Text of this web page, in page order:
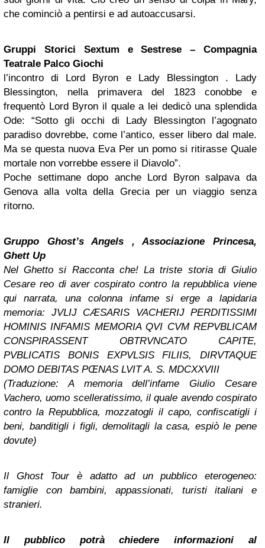
che cominciò a pentirsi e ad autoaccusarsi.
Gruppi Storici Sextum e Sestrese – Compagnia
Teatrale Palco Giochi
l’incontro di Lord Byron e Lady Blessington . Lady
Blessington, nella primavera del 1823 conobbe e
frequentò Lord Byron il quale a lei dedicò una splendida
Ode: “Sotto gli occhi di Lady Blessington l’agognato
paradiso dovrebbe, come l’antico, esser libero dal male.
Ma se questa nuova Eva Per un pomo si ritirasse Quale
mortale non vorrebbe essere il Diavolo”.
Poche settimane dopo anche Lord Byron salpava da
Genova alla volta della Grecia per un viaggio senza
ritorno.
Gruppo Ghost’s Angels , Associazione Princesa,
Ghett Up
Nel Ghetto si Racconta che! La triste storia di Giulio
Cesare reo di aver cospirato contro la repubblica viene
qui narrata, una colonna infame si erge a lapidaria
memoria: JVLIJ CÆSARIS VACHERIJ PERDITISSIMI
HOMINIS INFAMIS MEMORIA QVI CVM REPVBLICAM
CONSPIRASSENT OBTRVNCATO CAPITE,
PVBLICATIS BONIS EXPVLSIS FILIIS, DIRVTAQUE
DOMO DEBITAS PŒNAS LVIT A. S. MDCXXVIII
(Traduzione: A memoria dell’infame Giulio Cesare
Vachero, uomo scelleratissimo, il quale avendo cospirato
contro la Repubblica, mozzatogli il capo, confiscatigli i
beni, banditigli i figli, demolitagli la casa, espiò le pene
dovute)
Il Ghost Tour è adatto ad un pubblico eterogeneo:
famiglie con bambini, appassionati, turisti italiani e
stranieri.
Il pubblico potrà chiedere informazioni al